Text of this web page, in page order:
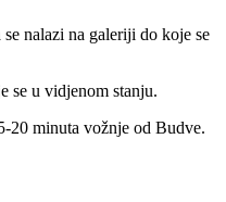
nalazi na galeriji do koje se
se u vidjenom stanju.
20 minuta vožnje od Budve.